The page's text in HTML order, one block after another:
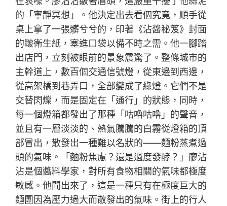
的「寧靜冥想」。他決定出去看個究竟，順手從
桌上拿了一張髒兮兮的，印著《沾醬秘笈》封面
的皺衛生紙，塞進口袋以備不時之需。他一腳踏
出店門，立刻被眼前的景象震驚了。整條城市的
主幹道上，數百個交通信號燈，從東邊到西邊，
從高架橋到巷弄口，全部變成了綠燈。它們不是
交替閃爍，而是固定在「通行」的狀態，同時，
每一個燈箱都發出了那種「咕嚕咕嚕」的聲音，
並且有一層淡淡的、熱氣騰騰的白霧從燈箱的頂
部冒出，散發出一種難以名狀的——麵粉蒸煮過
頭的氣味。「麵粉焦慮？還是過度發酵？」廖沾
沾是個醬料學家，對所有食物相關的氣味都極度
敏感。他聞出來了，這是一種只有在極度巨大的
麵團因為壓力過大而散發出的氣味。街上的行人